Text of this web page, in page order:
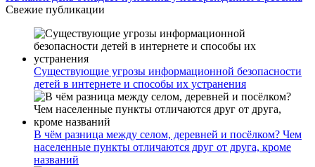
Свежие публикации
Существующие угрозы информационной безопасности
детей в интернете и способы их устранения
В чём разница между селом, деревней и посёлком? Чем
населенные пункты отличаются друг от друга, кроме
названий